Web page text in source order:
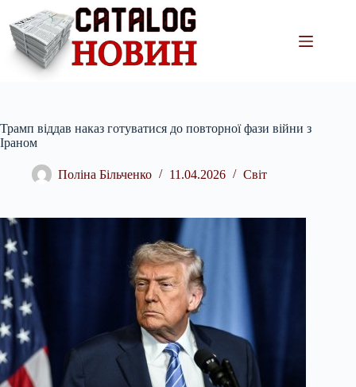
вмісту
Трамп віддав наказ готуватися до повторної фази війни з
Іраном
Поліна Більченко 11.04.2026 Світ